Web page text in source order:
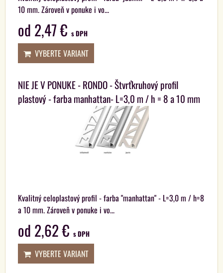
10 mm. Zároveň v ponuke i vo...
od 2,47 € s DPH
VYBERTE VARIANT
NIE JE V PONUKE - RONDO - Štvrťkruhový profil
plastový - farba manhattan- L=3,0 m / h = 8 a 10 mm
Kvalitný celoplastový profil - farba "manhattan" - L=3,0 m / h=8
a 10 mm. Zároveň v ponuke i vo...
od 2,62 € s DPH
VYBERTE VARIANT